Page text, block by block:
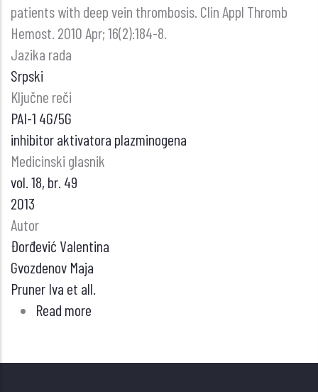
patients with deep vein thrombosis. Clin Appl Thromb
Hemost. 2010 Apr; 16(2):184-8.
Jazika rada
Srpski
Ključne reči
PAI-1 4G/5G
inhibitor aktivatora plazminogena
Medicinski glasnik
vol. 18, br. 49
2013
Autor
Đorđević Valentina
Gvozdenov Maja
Pruner Iva et all.
Read more